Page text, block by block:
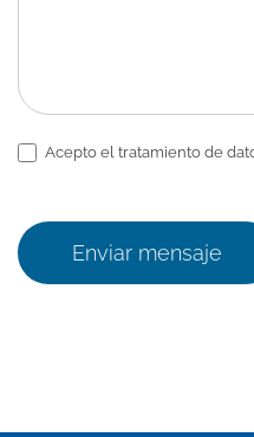
Acepto el tratamiento de
Enviar mensaje